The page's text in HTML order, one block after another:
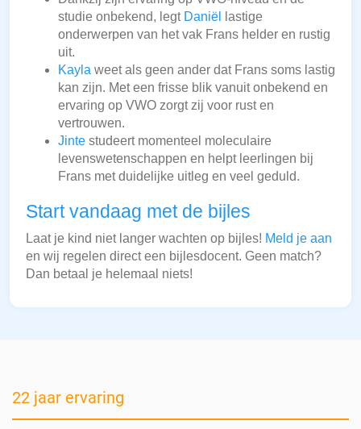
studie onbekend, legt Daniël
lastige
onderwerpen van het vak Frans helder en rustig
uit.
Kayla weet als geen ander dat Frans soms lastig
kan zijn. Met een frisse blik vanuit onbekend en
ervaring op VWO zorgt zij voor rust en
vertrouwen.
Jinte studeert momenteel moleculaire
levenswetenschappen en helpt leerlingen bij
Frans met duidelijke uitleg en veel geduld.
Start vandaag met de bijles
Laat je kind niet langer wachten op bijles! Meld je aan
en wij regelen direct een bijlesdocent. Geen match?
Dan betaal je helemaal niets!
22 jaar ervaring